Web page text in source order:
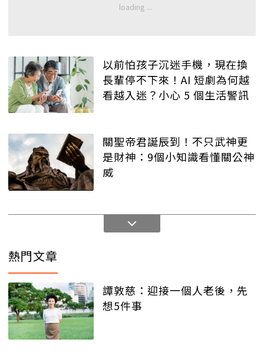
以前怕孩子沉迷手機，現在換
長輩停不下來！AI 短劇為何越
看越入迷？小心 5 個生活警訊
關聖帝君誕辰到！不只武神更
是財神：9個小知識看懂關公神
威
熱門文章
譚敦慈：迎接一個人老後，先
想5件事